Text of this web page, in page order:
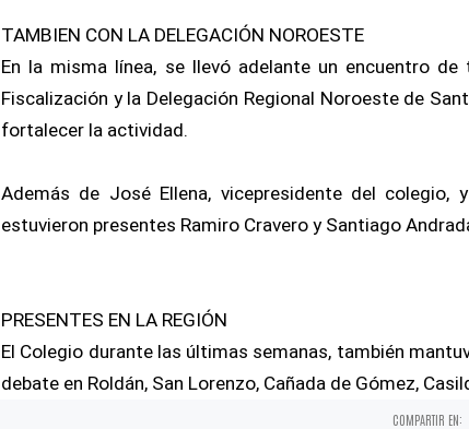
TAMBIEN CON LA DELEGACIÓN NOROESTE
En la misma línea, se llevó adelante un encuentro
Fiscalización y la Delegación Regional Noroeste de
fortalecer la actividad.
Además de José Ellena, vicepresidente del colegio,
estuvieron presentes Ramiro Cravero y Santiago
PRESENTES EN LA REGIÓN
El Colegio durante las últimas semanas, también
debate en Roldán, San Lorenzo, Cañada de Gómez,
COMPARTIR EN: